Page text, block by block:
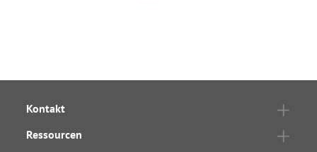
Kontakt
Ressourcen